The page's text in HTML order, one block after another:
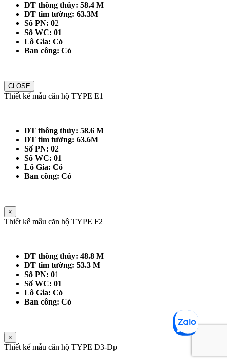
DT thông thủy: 58.4 M
DT tim tường: 63.3M
Số PN: 02
Số WC: 01
Lô Gia: Có
Ban công: Có
CLOSE
Thiết kế mẫu căn hộ TYPE E1
DT thông thủy: 58.6 M
DT tim tường: 63.6M
Số PN: 02
Số WC: 01
Lô Gia: Có
Ban công: Có
×
Thiết kế mẫu căn hộ TYPE F2
DT thông thủy: 48.8 M
DT tim tường: 53.3 M
Số PN: 01
Số WC: 01
Lô Gia: Có
Ban công: Có
×
Thiết kế mẫu căn hộ TYPE D3-Dp